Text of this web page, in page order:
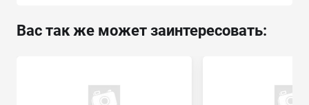
Вас так же может заинтересовать: